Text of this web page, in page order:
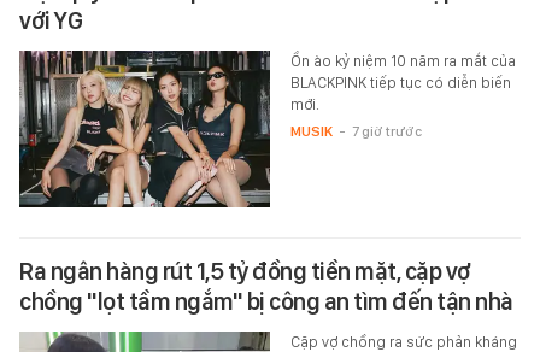
với YG
Ồn ào kỷ niệm 10 năm ra mắt của
BLACKPINK tiếp tục có diễn biến
mới.
MUSIK - 7 giờ trước
Ra ngân hàng rút 1,5 tỷ đồng tiền mặt, cặp vợ
chồng "lọt tầm ngắm" bị công an tìm đến tận nhà
Cặp vợ chồng ra sức phản kháng